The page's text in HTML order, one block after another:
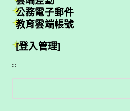
公務電子郵件
教育雲端帳號
[登入管理]
:::
尋